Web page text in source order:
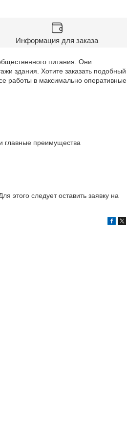
Информация для заказа
питания. Они
здания. Хотите заказать подобный
работы в максимально оперативные
главные преимущества
этого следует оставить заявку на